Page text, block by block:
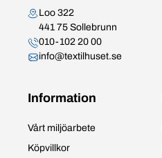
Loo 322
441 75 Sollebrunn
010-102 20 00
info@textilhuset.se
Information
Vårt miljöarbete
Köpvillkor